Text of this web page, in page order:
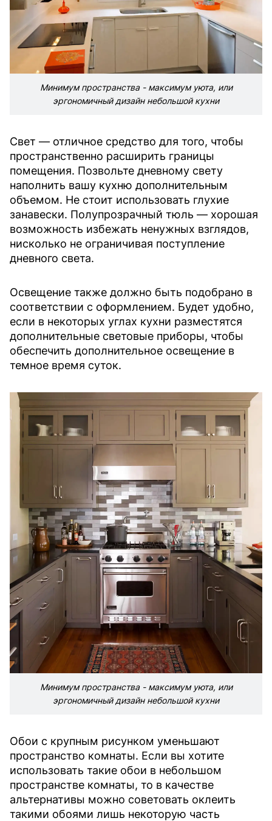
Минимум пространства - максимум уюта, или
эргономичный дизайн небольшой кухни
Свет — отличное средство для того, чтобы
пространственно расширить границы
помещения. Позвольте дневному свету
наполнить вашу кухню дополнительным
объемом. Не стоит использовать глухие
занавески. Полупрозрачный тюль — хорошая
возможность избежать ненужных взглядов,
нисколько не ограничивая поступление
дневного света.
Освещение также должно быть подобрано в
соответствии с оформлением. Будет удобно,
если в некоторых углах кухни разместятся
дополнительные световые приборы, чтобы
обеспечить дополнительное освещение в
темное время суток.
Минимум пространства - максимум уюта, или
эргономичный дизайн небольшой кухни
Обои с крупным рисунком уменьшают
пространство комнаты. Если вы хотите
использовать такие обои в небольшом
пространстве комнаты, то в качестве
альтернативы можно советовать оклеить
такими обоями лишь некоторую часть